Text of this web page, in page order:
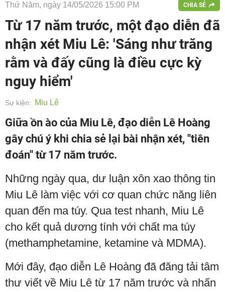
Thứ Năm, ngày 14/05/2026 15:00 PM CHIA SẺ
Từ 17 năm trước, một đạo diễn đã
nhận xét Miu Lê: 'Sáng như trăng
rằm và đấy cũng là điều cực kỳ
nguy hiểm'
Sự kiện: Miu Lê
Giữa ồn ào của Miu Lê, đạo diễn Lê Hoàng
gây chú ý khi chia sẻ lại bài nhận xét, "tiên
đoán" từ 17 năm trước.
Những ngày qua, dư luận xôn xao thông tin
Miu Lê làm việc với cơ quan chức năng liên
quan đến ma túy. Qua test nhanh, Miu Lê
cho kết quả dương tính với chất ma túy
(methamphetamine, ketamine và MDMA).
Mới đây, đạo diễn Lê Hoàng đã đăng tải tâm
thư viết về Miu Lê từ 17 năm trước và nhấn